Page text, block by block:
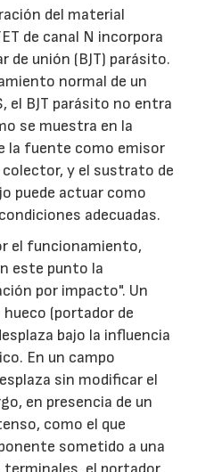
del material
de canal N incorpora
de unión (BJT) parásito.
normal de un
el BJT parásito no entra
se muestra en la
la fuente como emisor
y el sustrato de
puede actuar como
adecuadas.
el funcionamiento,
este punto la
por impacto". Un
(portador de
bajo la influencia
En un campo
sin modificar el
en presencia de un
como el que
sometido a una